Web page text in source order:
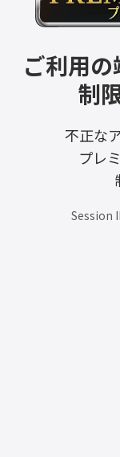
ご利用
制
不正な
プレ
Session